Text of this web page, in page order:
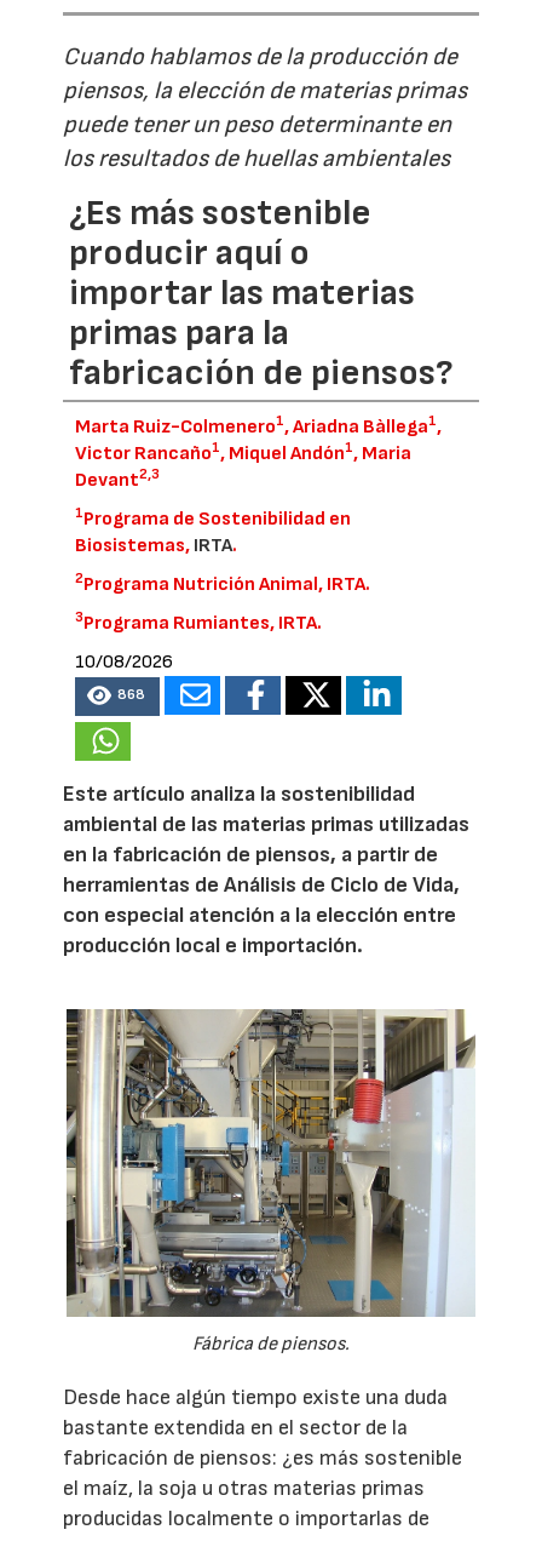
Cuando hablamos de la producción de
piensos, la elección de materias primas
puede tener un peso determinante en
los resultados de huellas ambientales
¿Es más sostenible
producir aquí o
importar las materias
primas para la
fabricación de piensos?
Marta Ruiz-Colmenero1, Ariadna Bàllega1,
Victor Rancaño1, Miquel Andón1, Maria
Devant2,3
1Programa de Sostenibilidad en
Biosistemas, IRTA.
2Programa Nutrición Animal, IRTA.
3Programa Rumiantes, IRTA.
10/08/2026
868
Este artículo analiza la sostenibilidad
ambiental de las materias primas utilizadas
en la fabricación de piensos, a partir de
herramientas de Análisis de Ciclo de Vida,
con especial atención a la elección entre
producción local e importación.
Fábrica de piensos.
Desde hace algún tiempo existe una duda
bastante extendida en el sector de la
fabricación de piensos: ¿es más sostenible
el maíz, la soja u otras materias primas
producidas localmente o importarlas de